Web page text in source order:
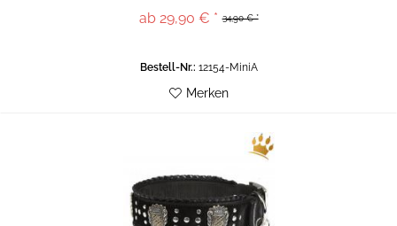
34,90 € *
ab 29,90 € *
Bestell-Nr.: 12154-MiniA
Merken